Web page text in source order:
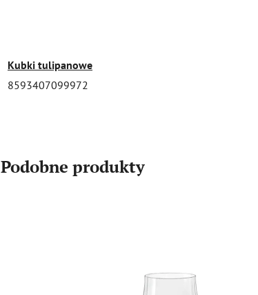
Kubki tulipanowe
8593407099972
Podobne produkty